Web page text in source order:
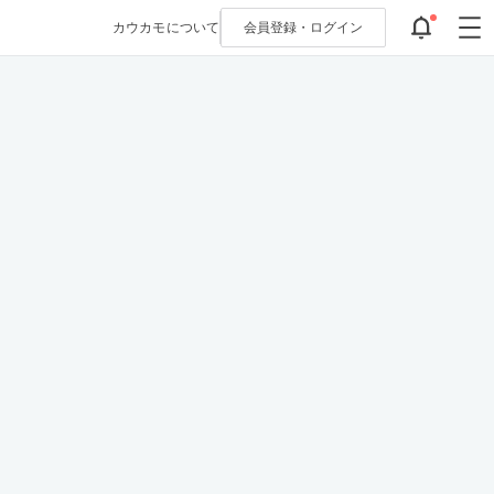
カウカモについて 会員登録・ ログイン